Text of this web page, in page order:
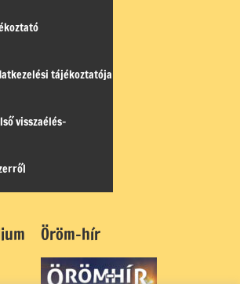
tájékoztatója
visszaélés-
Öröm-hír